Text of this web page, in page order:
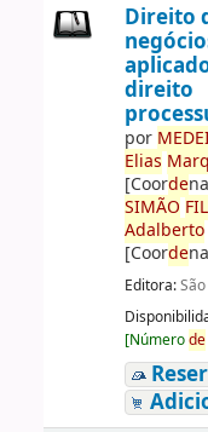
Direito
direito
por MEDE
Elias
[Coorde
SIMÃO
Adalberto
[Coorde
Editora:
[Númerode